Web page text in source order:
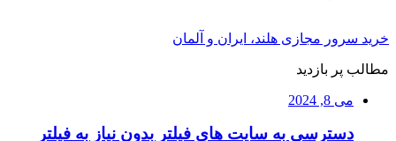
خرید سرور مجازی هلند، ایران و آلمان
مطالب پر بازدید
می 8, 2024
دسترسی به سایت های فیلتر بدون نیاز به فیلتر